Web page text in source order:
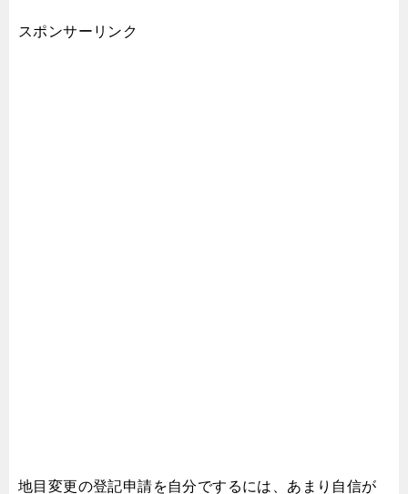
スポンサーリンク
地目変更の登記申請を自分でするには、 あまり自信が